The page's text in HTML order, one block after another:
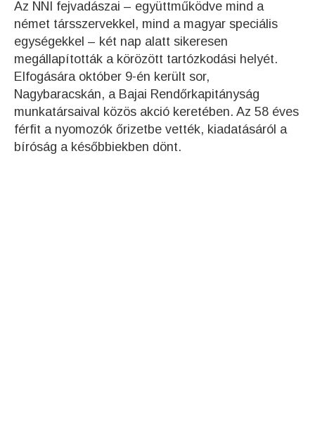
Az NNI fejvadászai – együttműködve mind a
német társszervekkel, mind a magyar speciális
egységekkel – két nap alatt sikeresen
megállapították a körözött tartózkodási helyét.
Elfogására október 9-én került sor,
Nagybaracskán, a Bajai Rendőrkapitányság
munkatársaival közös akció keretében. Az 58 éves
férfit a nyomozók őrizetbe vették, kiadatásáról a
bíróság a későbbiekben dönt.